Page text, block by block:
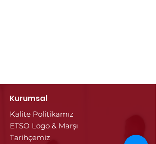
Kurumsal
Kalite Politikamız
ETSO Logo & Marşı
Tarihçemiz